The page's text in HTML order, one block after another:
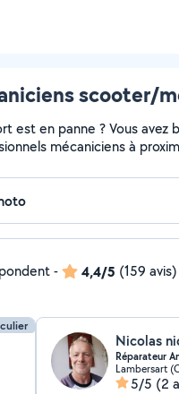
scooter/
en panne ? Vous avez
mécaniciens à
- 4,4/5 (159 avis)
Nicolas
Réparateur
Lambersart
5/5 (2